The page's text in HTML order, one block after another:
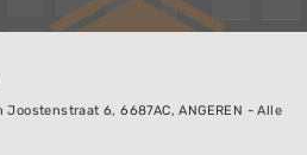
Joostenstraat 6, 6687AC, ANGEREN - Alle